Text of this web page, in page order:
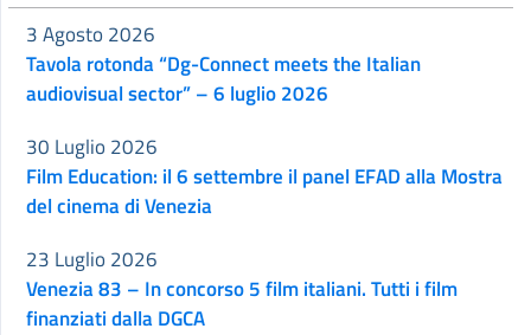
Tavola rotonda “Dg-Connect meets the Italian
audiovisual sector” – 6 luglio 2026
3 Agosto 2026
Film Education: il 6 settembre il panel EFAD alla Mostra
del cinema di Venezia
30 Luglio 2026
Venezia 83 – In concorso 5 film italiani. Tutti i film
finanziati dalla DGCA
23 Luglio 2026